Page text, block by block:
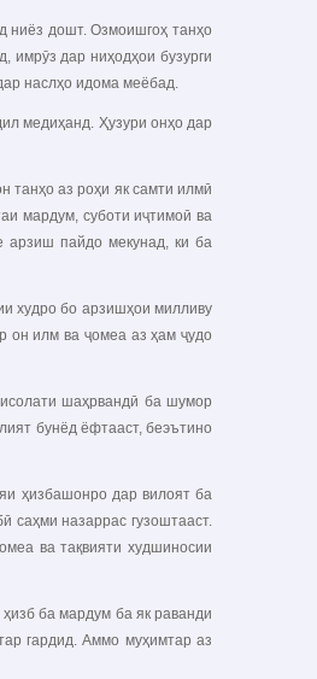
ниёз дошт. Озмоишгоҳ танҳо
имрӯз дар ниҳодҳои бузурги
наслҳо идома меёбад.
медиҳанд. Ҳузури онҳо дар
танҳо аз роҳи як самти илмӣ
мардум, суботи иҷтимоӣ ва
арзиш пайдо мекунад, ки ба
худро бо арзишҳои милливу
он илм ва ҷомеа аз ҳам ҷудо
шаҳрвандӣ ба шумор
бунёд ёфтааст, беэътино
ҳизбашонро дар вилоят ба
саҳми назаррас гузоштааст.
ва тақвияти худшиносии
ба мардум ба як раванди
гардид. Аммо муҳимтар аз